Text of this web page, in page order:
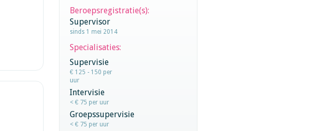
Beroepsregistratie(s):
Supervisor
sinds 1 mei 2014
Specialisaties:
Supervisie
€ 125 - 150 per
uur
Intervisie
< € 75 per uur
Groepssupervisie
< € 75 per uur